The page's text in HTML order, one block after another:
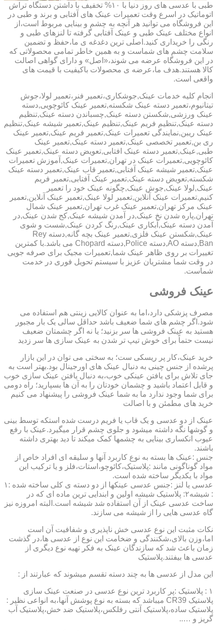
طبی با عدسی های روز دنیا با ۱۰% تخفیف با داشتن دستگاه تراش
اتوماتیک در اسرع وقت تعمیرات عینک های آفتابی و برند و طبی در
این فروشگاه می توانید هر آنچه به چشم و بینایی مربوط است،از
انواع مختلف عینک طبی و عینک آفتابی گرفته تا لنزهای طبی و
رنگی را خریداری کنید.اصلی ترین دغدغه ی ما،حفظ و تضمین
سلامت چشم های شماست و به همین خاطر تمامی محصولاتی که
در این فروشگاه عرضه می شوند،«اصل» و دارای گواهی اصالت
کالا هستند.هدف ما،عرضه ی محصولات باکیفیت با قیمت های
واقعی است.
انجام کلیه خدمات عینک,جوشکاری،تعمیر فنر،تعمیر لولا،جوش
تیتانیوم،تعمیر دسته عینک شکسته,تعمیر عینک کائوچویی,دسته
عینک ورزشی,شکستن دسته عینک,چسباندن دسته عینک,تنظیم
دسته عینک,تنظیم فریم عینک,تنظیم عینک,تعمیر شیشه عینک,تنظیم
عینک ریبن,نمایندگی تعمیرات عینک,تعمیر فریم عینک,تعمیر عینک
ری بن,تعمیر تخصصی عینک,تعمیر دسته عینک,تعمیر عینک
طبی,عینک,تعمیر دسته عینک افتابی,تعویض دسته عینک,تعمیر عینک
کائوچویی,تعمیرات عینک در تهران,تعمیرات عینک,آموزش تعمیرات
عینک,تعمیر شیشه عینک آفتابی,تعمیر قاب عینک,تعمیر دسته عینک
شکسته,تعویض دسته عینک,تعمیر عینک آفتابی,تعمیر فریم
عینک,لولا عینک,جوش عینک,چگونه عینک خود را تعمیر
کنیم,تعمیرات عینک آنلاین,تعمیر لولا عینک,تعمیر عینک آنلاین,تعمیر
عینک مرکز تهران,تعمیر عینک غرب تهران,تعمیر عینک شمال
تهران,پاره شدن نخ عینک,در آمدن شیشه عینک,کج شدن عینک,در
آمدن دسته عینک,آبکاری عینک,رنگ کردن عینک,شست و شوی
عینک,شکستن عینک فلزی,تعمیر عینک بچه گانه,دسته Rey
Ban,دسته AO,دسته Police,دسته Chopard می باشد.با کمترین
تغییرات بر روی ظاهر عینک شما,تعمیرات مجیک برای صرفه جویی
در وقت شما مشتریان عزیز با سیستم تحویل فوری در خدمت
شماست.
عینک فروشی
مصرف پزشکی دارد،اما به عنوان کالایی زینتی هم استفاده می
شود.اگر چشم های شما ضعیف باشد حداقل سالی یک بار مجبور
هستید به عینک فروشی ها سر بزنید؛ یا نه اگر چشمتان ضعیف
نیست حتماً برای خوش تیپ تر شدن به عینک سازی ها سر زدید
خرید عینک،کار پر ریسکی ست؛ به سختی می توان در این بازار
پرشده از جنس چینی به دنبال عینک های اورجینال بود.بهتر است به
جای تلاش برای یافتن عینکی خوب،به دنبال یافتن عینک سازی خوب
و قابل اعتماد باشید و چشمان خودتان را به آن ها بسپارید؛ راه دومی
برای شما وجود ندارد ما به شما عینک فروشی را پیشنهاد می کنیم
خرید های مطمئن و با اصالت
عینک از دو عدسی و یک قاب یا فریم درست شده استکه توسط بینی
و گوشها نگه داشته میشود و جلوی چشم قرار میگیرد.عینک با رفع
عیوب انکساری بینایی به چشمها کمک میکند تا دید بهتری داشته
باشند.
جنس :عینک ها بسته به نوع کاربرد آنها و سلیقه ای افراد خاص از
مواد گوناگونی مانند :پلاستیک،کائوچو،استات،فلز و یا ترکیب این
مواد با یکدیگر ساخته شده است.
عدسی یا لنز :جنس عدسی عینکها از دو دسته ی کلی ساخته شده :۱
: شیشه۲: پلاستیک شیشه اولین و ابندایی ترین ماده ای که در
ساخت عدسی عینک از آن استفاده شد شیشه است.البته امروزه نیز
گاه عدسی هایی را از شیشه می سازند.
نکات مثبت این نوع عدسی خش ناپذیری و شفافیت آن است
اما،وزن بالای،شکنندگی و ضخامت این نوع از عدسی ها،در گذشت
زمان باعث شد که سازندگان عینک به فکر تهیه نوع دیگری از
عدسی ها بیفتند.پلاستیک
این مدل از عدسی ها به چند دسته تقسم میشوند که عبارتند از :
۱ : پلاستیک :پر کاربرد ترین نوع عدسی در صنعت عینک سازی
پلاستیک CR39 میباشد که بسته به نوع پوشش آنها،به انواعی نظیر :
پلاستیک ساده،پلاستیک آنتی رفلکس،پلاستیک ضد خش،پلاستیک آب
گریز و …..